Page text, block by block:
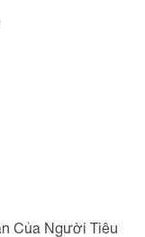
Của Người Tiêu